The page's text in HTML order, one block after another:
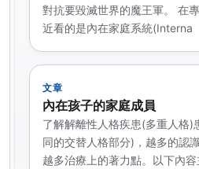
對抗要毀滅世界的魔王軍。 在
近看的是內在家庭系統(Interna
文章
內在孩子的家庭成員
了解解離性人格疾患(多重人格)
同的交替人格部分)，越多的認
越多治療上的著力點。以下內